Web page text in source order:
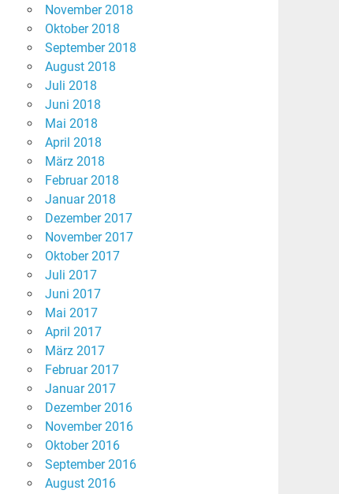
November 2018
Oktober 2018
September 2018
August 2018
Juli 2018
Juni 2018
Mai 2018
April 2018
März 2018
Februar 2018
Januar 2018
Dezember 2017
November 2017
Oktober 2017
Juli 2017
Juni 2017
Mai 2017
April 2017
März 2017
Februar 2017
Januar 2017
Dezember 2016
November 2016
Oktober 2016
September 2016
August 2016